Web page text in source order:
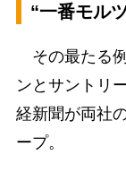
“一番モル
その最たる
ンとサントリ
経新聞が両社
ープ。